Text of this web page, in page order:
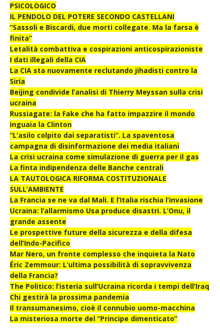
PSICOLOGICO
IL PENDOLO DEL POTERE SECONDO CASTELLANI
“Sassoli e Biscardi, due morti collegate. Ma la farsa è
finita”
Letalità combattiva e cospirazioni anticospirazioniste
I dati illegali della CIA
La CIA sta nuovamente reclutando jihadisti contro la
Siria
Beijing condivide l’analisi di Thierry Meyssan sulla crisi
ucraina
Russiagate: la Fake che ha fatto impazzire il mondo
inguaia la Clinton
“L’asilo colpito dai separatisti”. La spaventosa
campagna di disinformazione dei media italiani
La crisi ucraina come simulazione di guerra per il gas
La finta indipendenza delle Banche centrali
LA TAUTOLOGICA RIFORMA COSTITUZIONALE
SULL’AMBIENTE
La Francia se ne va dal Mali. E l’Italia rischia l’invasione
Ucraina: l’allarmismo Usa produce disastri. L’Onu, il
grande assente
Le prospettive future della sicurezza e della difesa
dell’Indo-Pacifico
Mar Nero, un fronte complesso che inquieta la Nato
Éric Zemmour: L’ultima possibilità di sopravvivenza
della Francia?
The Politico: l’isteria sull’Ucraina ricorda i tempi dell’Iraq
Chi gestirà la prossima pandemia
Il transumanesimo, cioè il connubio uomo-macchina
La misteriosa morte del “Principe dimenticato”